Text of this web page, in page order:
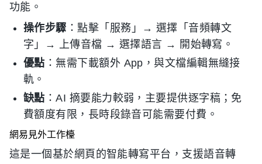
功能。
操作步驟 ：點擊「服務」→ 選擇「音頻轉文
字」→ 上傳音檔 → 選擇語言 → 開始轉寫。
優點 ：無需下載額外 App，與文檔編輯無縫接
軌。
缺點 ：AI 摘要能力較弱，主要提供逐字稿；免
費額度有限，長時段錄音可能需要付費。
網易見外工作檯
這是一個基於網頁的智能轉寫平台，支援語音轉